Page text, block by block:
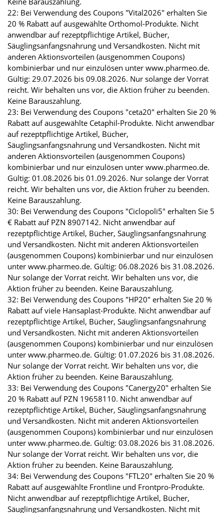
22: Bei Verwendung des Coupons "Vital2026" erhalten Sie
20 % Rabatt auf ausgewählte Orthomol-Produkte. Nicht
anwendbar auf rezeptpflichtige Artikel, Bücher,
Säuglingsanfangsnahrung und Versandkosten. Nicht mit
anderen Aktionsvorteilen (ausgenommen Coupons)
kombinierbar und nur einzulösen unter www.pharmeo.de.
Gültig: 29.07.2026 bis 09.08.2026. Nur solange der Vorrat
reicht. Wir behalten uns vor, die Aktion früher zu beenden.
Keine Barauszahlung.
23: Bei Verwendung des Coupons "ceta20" erhalten Sie 20 %
Rabatt auf ausgewählte Cetaphil-Produkte. Nicht anwendbar
auf rezeptpflichtige Artikel, Bücher,
Säuglingsanfangsnahrung und Versandkosten. Nicht mit
anderen Aktionsvorteilen (ausgenommen Coupons)
kombinierbar und nur einzulösen unter www.pharmeo.de.
Gültig: 01.08.2026 bis 01.09.2026. Nur solange der Vorrat
reicht. Wir behalten uns vor, die Aktion früher zu beenden.
Keine Barauszahlung.
30: Bei Verwendung des Coupons "Ciclopoli5" erhalten Sie 5
€ Rabatt auf PZN 8907142. Nicht anwendbar auf
rezeptpflichtige Artikel, Bücher, Säuglingsanfangsnahrung
und Versandkosten. Nicht mit anderen Aktionsvorteilen
(ausgenommen Coupons) kombinierbar und nur einzulösen
unter www.pharmeo.de. Gültig: 06.08.2026 bis 31.08.2026.
Nur solange der Vorrat reicht. Wir behalten uns vor, die
Aktion früher zu beenden. Keine Barauszahlung.
32: Bei Verwendung des Coupons "HP20" erhalten Sie 20 %
Rabatt auf viele Hansaplast-Produkte. Nicht anwendbar auf
rezeptpflichtige Artikel, Bücher, Säuglingsanfangsnahrung
und Versandkosten. Nicht mit anderen Aktionsvorteilen
(ausgenommen Coupons) kombinierbar und nur einzulösen
unter www.pharmeo.de. Gültig: 01.07.2026 bis 31.08.2026.
Nur solange der Vorrat reicht. Wir behalten uns vor, die
Aktion früher zu beenden. Keine Barauszahlung.
33: Bei Verwendung des Coupons "Canergy20" erhalten Sie
20 % Rabatt auf PZN 19658110. Nicht anwendbar auf
rezeptpflichtige Artikel, Bücher, Säuglingsanfangsnahrung
und Versandkosten. Nicht mit anderen Aktionsvorteilen
(ausgenommen Coupons) kombinierbar und nur einzulösen
unter www.pharmeo.de. Gültig: 03.08.2026 bis 31.08.2026.
Nur solange der Vorrat reicht. Wir behalten uns vor, die
Aktion früher zu beenden. Keine Barauszahlung.
34: Bei Verwendung des Coupons "FTL20" erhalten Sie 20 %
Rabatt auf ausgewählte Frontline und Frontpro-Produkte.
Nicht anwendbar auf rezeptpflichtige Artikel, Bücher,
Säuglingsanfangsnahrung und Versandkosten. Nicht mit